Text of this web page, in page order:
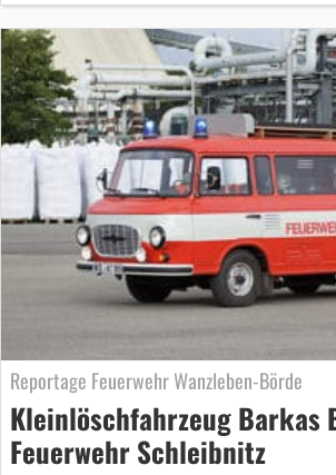
Reportage Feuerwehr Wanzleben-Börde
Kleinlöschfahrzeug Barkas
Feuerwehr Schleibnitz